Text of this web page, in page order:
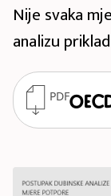
Nije svaka
analizu
PDF